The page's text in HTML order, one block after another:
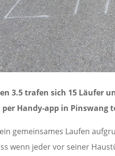
3.5 trafen sich 15 Läufer
Handy-app in Pinswang
gemeinsames Laufen
wenn jeder vor seiner